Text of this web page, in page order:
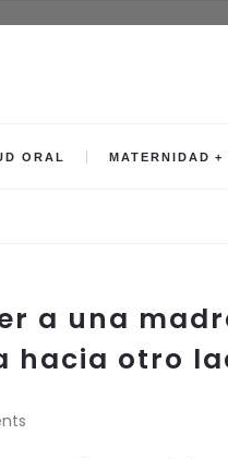
ORAL MATERNIDAD
a una
hacia otro